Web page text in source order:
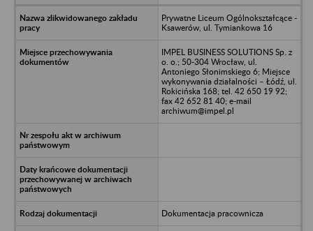
Prywatne Liceum Ogólnokształcące -
Ksawerów, ul. Tymiankowa 16
IMPEL BUSINESS SOLUTIONS Sp. z
o. o.; 50-304 Wrocław, ul.
Antoniego Słonimskiego 6; Miejsce
wykonywania działalności – Łódź, ul.
Rokicińska 168; tel. 42 650 19 92;
fax 42 652 81 40; e-mail
archiwum@impel.pl
Dokumentacja pracownicza